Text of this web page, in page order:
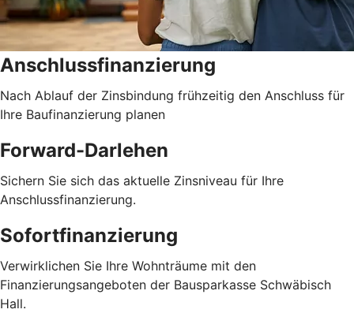
Anschlussfinanzierung
Nach Ablauf der Zinsbindung frühzeitig den Anschluss für
Ihre Baufinanzierung planen
Forward-Darlehen
Sichern Sie sich das aktuelle Zinsniveau für Ihre
Anschlussfinanzierung.
Sofortfinanzierung
Verwirklichen Sie Ihre Wohnträume mit den
Finanzierungsangeboten der Bausparkasse Schwäbisch
Hall.